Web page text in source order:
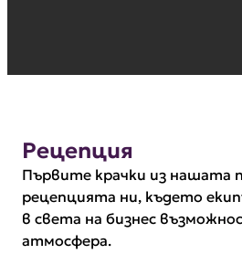
Рецепция
Първите крачки из нашата
рецепцията ни, където
в света на бизнес
атмосфера.